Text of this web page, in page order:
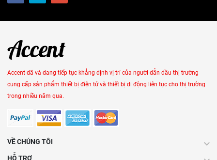
Accent đã và đang tiếp tục khẳng định vị trí của người dẫn đầu thị trường
cung cấp sản phẩm thiết bị điện tử và thiết bị di động liên tục cho thị trường
trong nhiều năm qua.
VỀ CHÚNG TÔI
HỖ TRỢ